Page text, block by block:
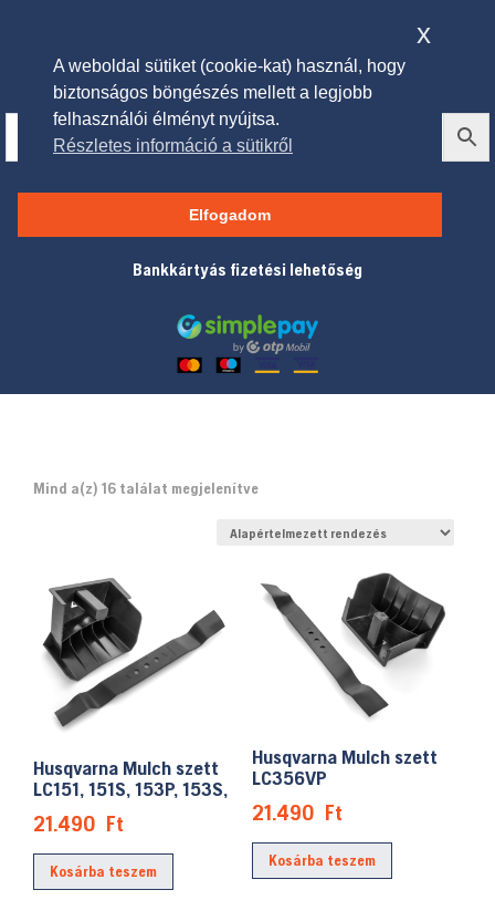
Tartozékok fűnyírókhoz
Bankkártyás fizetési lehetőség
Mind a(z) 16 találat megjelenítve
Husqvarna Mulch szett
LC151, 151S, 153P, 153S,
21.490 Ft
Kosárba teszem
Husqvarna Mulch szett
LC356VP
21.490 Ft
Kosárba teszem
A weboldal sütiket (cookie-kat) használ, hogy
biztonságos böngészés mellett a legjobb
felhasználói élményt nyújtsa.
Részletes információ a sütikről
Elfogadom
x